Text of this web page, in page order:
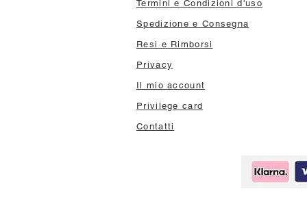
Termini e Condizioni d'uso
Spedizione e Consegna
Resi e Rimborsi
Privacy
Il mio account
Privilege card
Contatti